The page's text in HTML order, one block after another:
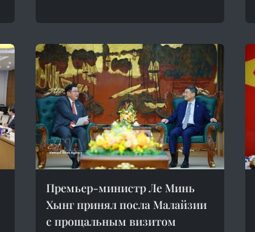
Премьер-министр Ле Минь
Хынг принял посла Малайзии
с прощальным визитом